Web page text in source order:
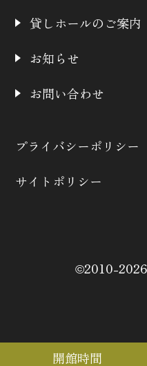
開館時間
貸しホールのご案内
お知らせ
お問い合わせ
プライバシーポリシー
サイトポリシー
©2010-